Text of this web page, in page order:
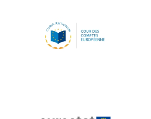
Lars Heikensten
Laura Kovesi